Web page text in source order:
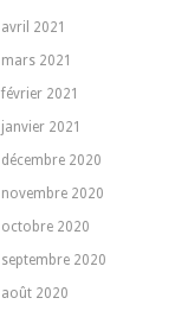
avril 2021
mars 2021
février 2021
janvier 2021
décembre 2020
novembre 2020
octobre 2020
septembre 2020
août 2020